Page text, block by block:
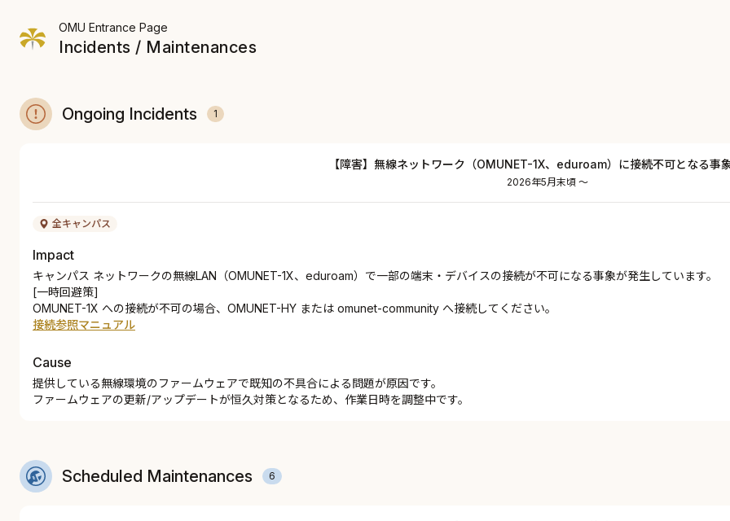
OMU Entrance Page
Incidents / Maintenances
Ongoing Incidents 1
【障害】無線ネットワーク（OMUNET-1X、eduroam）に接続不可となる事
2026年5月末頃 ～
全キャンパス
Impact
キャンパス ネットワークの無線LAN（OMUNET-1X、eduroam）で一部の端末・デバイスの接続が不可になる事象が発生しています。
[一時回避策]
OMUNET-1X への接続が不可の場合、OMUNET-HY または omunet-community へ接続してください。
​接続参照マニュアル​
Cause
提供している無線環境のファームウェアで既知の不具合による問題が原因です。
ファームウェアの更新/アップデートが恒久対策となるため、作業日時を調整中です。
Scheduled Maintenances 6